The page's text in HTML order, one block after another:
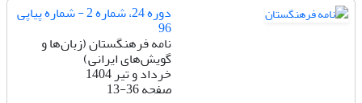
دوره 24، شماره 2 - شماره پیاپی
96
نامه فرهنگستان (زبان‌ها و
گویش‌های ایرانی)
خرداد و تیر 1404
صفحه13-36